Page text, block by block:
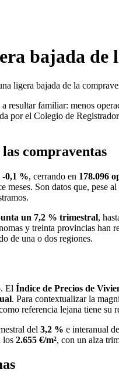
bajada de
ligera bajada de la
resultar familiar: menos
por el Colegio de
compraventas
-0,1 %, cerrando en 178.096
meses. Son datos que, pese
un 7,2 % trimestral,
y treinta provincias han
de una o dos regiones.
ElÍndice de Precios de
. Para contextualizar la
referencia lejana tiene su
del3,2 % e interanual
los2.655 €/m², con un alza